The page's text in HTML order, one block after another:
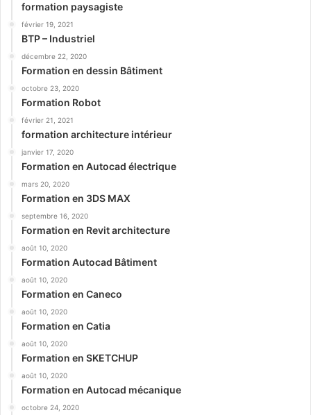
formation paysagiste
février 19, 2021
BTP – Industriel
décembre 22, 2020
Formation en dessin Bâtiment
octobre 23, 2020
Formation Robot
février 21, 2021
formation architecture intérieur
janvier 17, 2020
Formation en Autocad électrique
mars 20, 2020
Formation en 3DS MAX
septembre 16, 2020
Formation en Revit architecture
août 10, 2020
Formation Autocad Bâtiment
août 10, 2020
Formation en Caneco
août 10, 2020
Formation en Catia
août 10, 2020
Formation en SKETCHUP
août 10, 2020
Formation en Autocad mécanique
octobre 24, 2020